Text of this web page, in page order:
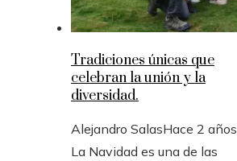
Tradiciones únicas que
celebran la unión y la
diversidad.
Alejandro SalasHace 2 años
La Navidad es una de las